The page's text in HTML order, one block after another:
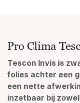
Pro Clima
Tescon Invis is
folies achter een
een nette
inzetbaar bij